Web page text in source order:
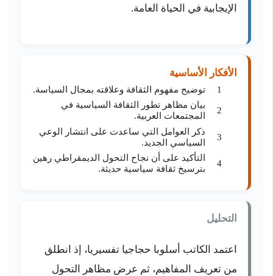
الإيجابية في الحياة العامة.
الأفكار الأساسية
توضيح مفهوم الثقافة وعلاقته بمجال السياسة.
بيان مظاهر تطور الثقافة السياسية في
المجتمعات العربية.
ذكر العوامل التي ساعدت على انتشار الوعي
السياسي الجديد.
التأكيد على أن نجاح التحول الديمقراطي رهين
بترسيخ ثقافة سياسية حديثة.
التحليل
اعتمد الكاتب أسلوبا حجاجيا تفسيريا، إذ انطلق
من تعريف المفاهيم، ثم عرض مظاهر التحول